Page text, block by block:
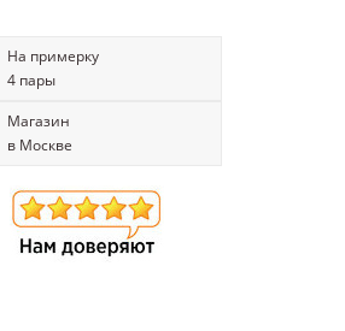
На примерку
4 пары
Магазин
в Москве